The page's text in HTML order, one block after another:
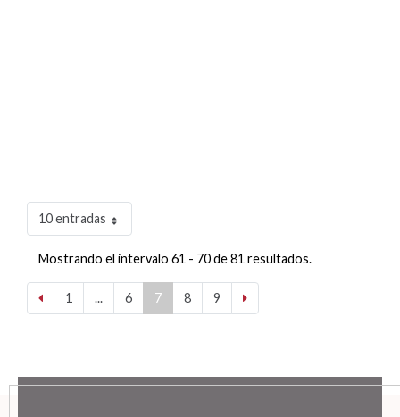
10 entradas
Mostrando el intervalo 61 - 70 de 81 resultados.
1 ... 6 7 8 9